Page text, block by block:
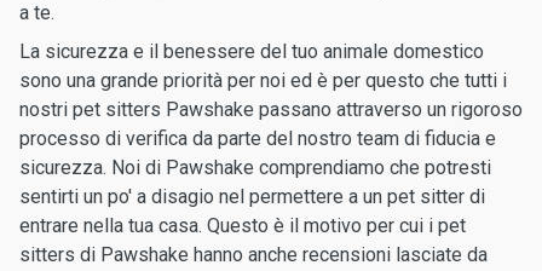
a te.
La sicurezza e il benessere del tuo animale domestico
sono una grande priorità per noi ed è per questo che tutti i
nostri pet sitters Pawshake passano attraverso un rigoroso
processo di verifica da parte del nostro team di fiducia e
sicurezza. Noi di Pawshake comprendiamo che potresti
sentirti un po' a disagio nel permettere a un pet sitter di
entrare nella tua casa. Questo è il motivo per cui i pet
sitters di Pawshake hanno anche recensioni lasciate da